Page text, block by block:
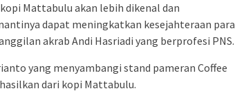
Mattabulu akan lebih dikenal dan
dapat meningkatkan kesejahteraan para
akrab Andi Hasriadi yang berprofesi PNS.
yang menyambangi stand pameran Coffee
dari kopi Mattabulu.